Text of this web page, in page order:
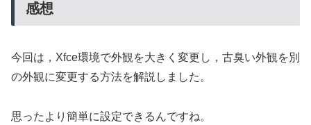
感想
今回は，Xfce環境で外観を大きく変更し，古臭い外観を別
の外観に変更する方法を解説しました。
思ったより簡単に設定できるんですね。